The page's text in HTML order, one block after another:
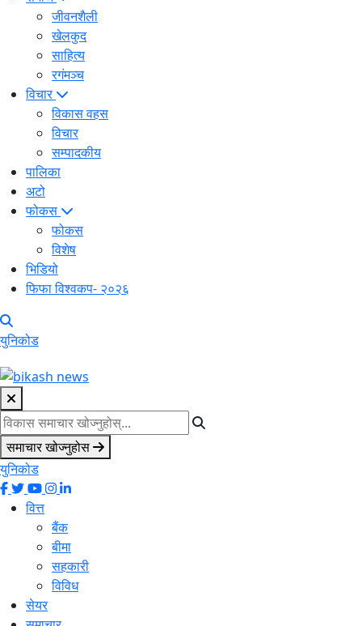
जीवनशैली
खेलकुद
साहित्य
रगंमञ्च
विचार
विकास वहस
विचार
सम्पादकीय
पालिका
अटो
फोकस
फोकस
विशेष
भिडियो
फिफा विश्वकप- २०२६
युनिकोड
समाचार खोज्नुहोस
युनिकोड
वित्त
बैंक
बीमा
सहकारी
विविध
सेयर